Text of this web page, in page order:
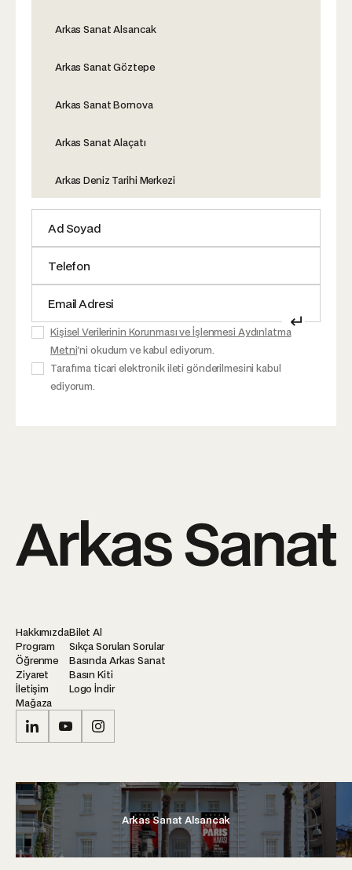
Arkas Sanat Alsancak
Arkas Sanat Göztepe
Arkas Sanat Bornova
Arkas Sanat Alaçatı
Arkas Deniz Tarihi Merkezi
Kişisel Verilerinin Korunması ve İşlenmesi Aydınlatma
Metni'ni okudum ve kabul ediyorum.
Tarafıma ticari elektronik ileti gönderilmesini kabul
ediyorum.
↵
Hakkımızda
Program
Öğrenme
Ziyaret
İletişim
Mağaza
Bilet Al
Sıkça Sorulan Sorular
Basında Arkas Sanat
Basın Kiti
Logo İndir
Arkas Sanat Alsancak